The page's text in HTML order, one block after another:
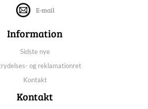
E-mail
Information
Sidste nye
og reklamationret
Kontakt
Kontakt